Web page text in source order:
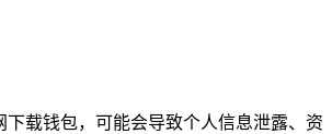
载钱包，可能会导致个人信息泄露、资